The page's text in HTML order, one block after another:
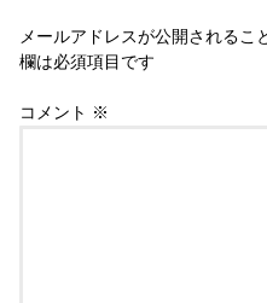
メールアドレスが公開されるこ
欄は必須項目です
コメント ※